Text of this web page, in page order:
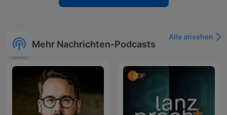
Mehr Nachrichten-Podcasts
Alle ansehen